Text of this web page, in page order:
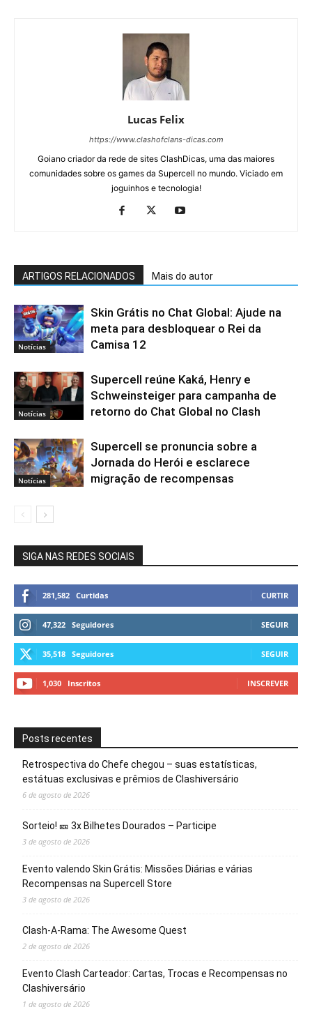
Lucas Felix
https://www.clashofclans-dicas.com
Goiano criador da rede de sites ClashDicas, uma das maiores
comunidades sobre os games da Supercell no mundo. Viciado em
joguinhos e tecnologia!
ARTIGOS RELACIONADOS Mais do autor
Notícias
Skin Grátis no Chat Global: Ajude na
meta para desbloquear o Rei da
Camisa 12
Notícias
Supercell reúne Kaká, Henry e
Schweinsteiger para campanha de
retorno do Chat Global no Clash
Notícias
Supercell se pronuncia sobre a
Jornada do Herói e esclarece
migração de recompensas
SIGA NAS REDES SOCIAIS
281,582 Curtidas CURTIR
47,322 Seguidores SEGUIR
35,518 Seguidores SEGUIR
1,030 Inscritos INSCREVER
Posts recentes
Retrospectiva do Chefe chegou – suas estatísticas,
estátuas exclusivas e prêmios de Clashiversário
6 de agosto de 2026
Sorteio! 🎫 3x Bilhetes Dourados – Participe
3 de agosto de 2026
Evento valendo Skin Grátis: Missões Diárias e várias
Recompensas na Supercell Store
3 de agosto de 2026
Clash-A-Rama: The Awesome Quest
2 de agosto de 2026
Evento Clash Carteador: Cartas, Trocas e Recompensas no
Clashiversário
1 de agosto de 2026